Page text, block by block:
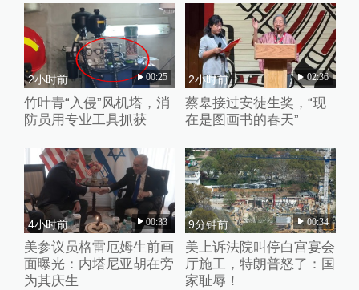
2小时前 00:25
竹叶青“入侵”风机塔，消
防员用专业工具抓获
2小时前 02:36
蔡皋接过安徒生奖，“现
在是图画书的春天”
4小时前 00:33
美参议员格雷厄姆生前画
面曝光：内塔尼亚胡在旁
为其庆生
9分钟前 00:34
美上诉法院叫停白宫宴会
厅施工，特朗普怒了：国
家耻辱！